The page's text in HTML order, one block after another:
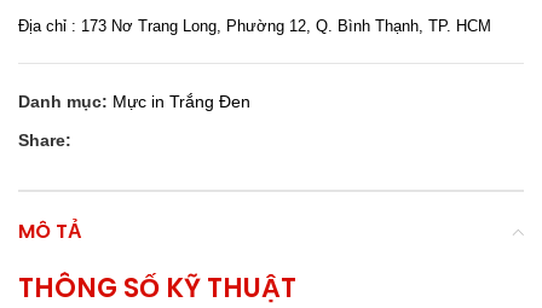
Địa chỉ : 173 Nơ Trang Long, Phường 12, Q. Bình Thạnh, TP. HCM
Danh mục: Mực in Trắng Đen
Share:
MÔ TẢ
THÔNG SỐ KỸ THUẬT